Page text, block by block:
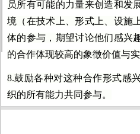
员所有可能的力量来创造和发
境（在技术上、形式上、设施
体的参与，期望讨论他们感兴
的合作体现较高的象徵价值与
8.鼓励各种对这种合作形式感
织的所有能力共同参与。